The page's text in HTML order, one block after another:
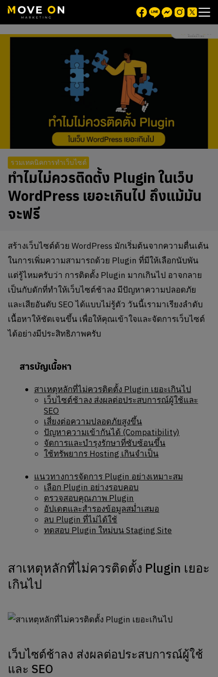
รวมเทคนิคการทำเว็บไซต์
ทำไมไม่ควรติดตั้ง Plugin ในเว็บ
WordPress เยอะเกินไป ถึงแม้มัน
จะฟรี
สร้างเว็บไซต์ด้วย WordPress มักเริ่มต้นจากความตื่นเต้น
ในการเพิ่มความสามารถด้วย Plugin ที่มีให้เลือกนับพัน
แต่รู้ไหมครับว่า การติดตั้ง Plugin มากเกินไป อาจกลาย
เป็นกับดักที่ทำให้เว็บไซต์ช้าลง มีปัญหาความปลอดภัย
และเสียอันดับ SEO ได้แบบไม่รู้ตัว วันนี้เรามาเรียงลำดับ
เนื้อหาให้ชัดเจนขึ้น เพื่อให้คุณเข้าใจและจัดการเว็บไซต์
ได้อย่างมีประสิทธิภาพครับ
สารบัญเนื้อหา
สาเหตุหลักที่ไม่ควรติดตั้ง Plugin เยอะเกินไป
เว็บไซต์ช้าลง ส่งผลต่อประสบการณ์ผู้ใช้และ
SEO
เสี่ยงต่อความปลอดภัยสูงขึ้น
ปัญหาความเข้ากันได้ (Compatibility)
จัดการและบำรุงรักษาที่ซับซ้อนขึ้น
ใช้ทรัพยากร Hosting เกินจำเป็น
แนวทางการจัดการ Plugin อย่างเหมาะสม
เลือก Plugin อย่างรอบคอบ
ตรวจสอบคุณภาพ Plugin
อัปเดตและสำรองข้อมูลสม่ำเสมอ
ลบ Plugin ที่ไม่ได้ใช้
ทดสอบ Plugin ใหม่บน Staging Site
สาเหตุหลักที่ไม่ควรติดตั้ง Plugin เยอะ
เกินไป
เว็บไซต์ช้าลง ส่งผลต่อประสบการณ์ผู้ใช้
และ SEO